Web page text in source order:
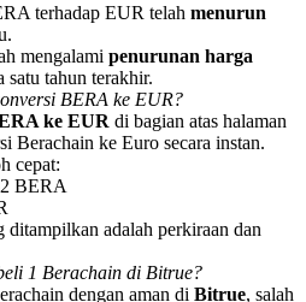
terhadap EUR telah menurun
mengalami penurunan harga
satu tahun terakhir.
BERA ke EUR?
ke EUR di bagian atas halaman
Berachain ke Euro secara instan.
cepat:
BERA
ditampilkan adalah perkiraan dan
1 Berachain di Bitrue?
dengan aman di Bitrue, salah